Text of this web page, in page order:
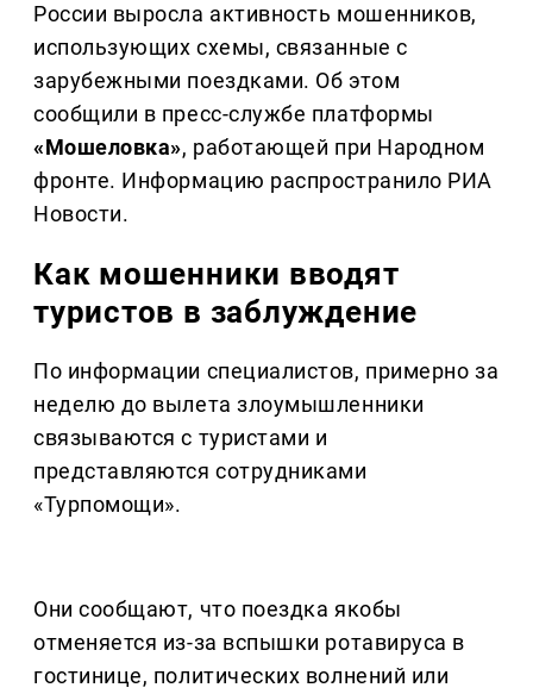
России выросла активность мошенников,
использующих схемы, связанные с
зарубежными поездками. Об этом
сообщили в пресс-службе платформы
«Мошеловка», работающей при Народном
фронте. Информацию распространило РИА
Новости.
Как мошенники вводят
туристов в заблуждение
По информации специалистов, примерно за
неделю до вылета злоумышленники
связываются с туристами и
представляются сотрудниками
«Турпомощи».
Они сообщают, что поездка якобы
отменяется из-за вспышки ротавируса в
гостинице, политических волнений или